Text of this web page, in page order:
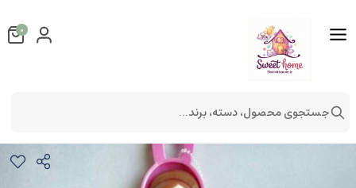
0
جستجوی محصول، دسته، برند...